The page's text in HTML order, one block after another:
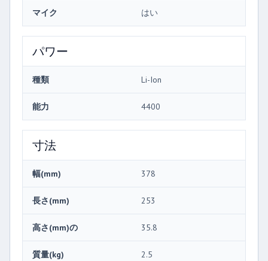
マイク はい
パワー
種類 Li-Ion
能力 4400
寸法
幅(mm) 378
長さ(mm) 253
高さ(mm)の 35.8
質量(kg) 2.5